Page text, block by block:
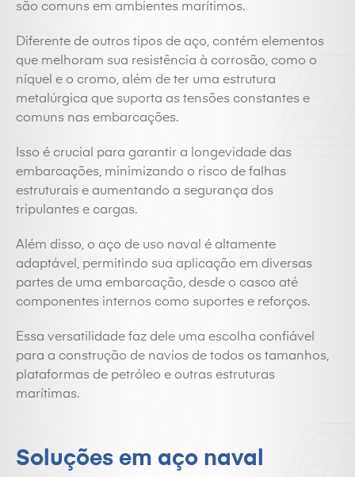
são comuns em ambientes marítimos.
Diferente de outros tipos de aço, contém elementos
que melhoram sua resistência à corrosão, como o
níquel e o cromo, além de ter uma estrutura
metalúrgica que suporta as tensões constantes e
comuns nas embarcações.
Isso é crucial para garantir a longevidade das
embarcações, minimizando o risco de falhas
estruturais e aumentando a segurança dos
tripulantes e cargas.
Além disso, o aço de uso naval é altamente
adaptável, permitindo sua aplicação em diversas
partes de uma embarcação, desde o casco até
componentes internos como suportes e reforços.
Essa versatilidade faz dele uma escolha confiável
para a construção de navios de todos os tamanhos,
plataformas de petróleo e outras estruturas
marítimas.
Soluções em aço naval